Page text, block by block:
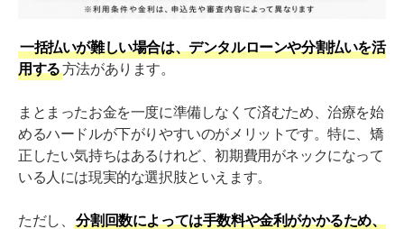
一括払いが難しい場合は、デンタルローンや分割払いを活
用する方法があります。
まとまったお金を一度に準備しなくて済むため、治療を始
めるハードルが下がりやすいのがメリットです。特に、矯
正したい気持ちはあるけれど、初期費用がネックになって
いる人には現実的な選択肢といえます。
ただし、
分割回数によっては手数料や金利がかかるため、